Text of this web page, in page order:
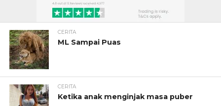
CERITA
ML Sampai Puas
CERITA
Ketika anak menginjak masa puber